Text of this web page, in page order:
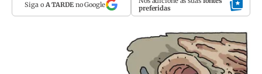
Siga o A TARDEno Google
preferidas